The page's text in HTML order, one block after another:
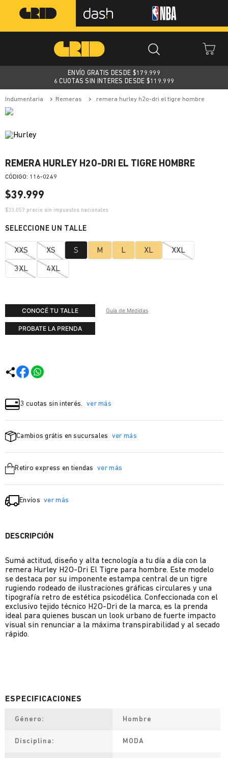
ENVÍO GRATIS DESDE $179.999
6 CUOTAS SIN INTERES DESDE $119.999
indumentaria remeras remera hurley h2o-dri el tigre hombre
REMERA HURLEY H2O-DRI EL TIGRE HOMBRE
: 116-0249
$39.999
$33.057 precio sin impuestos nacionales
XXS XS S M L XL XXL
3XL 4XL
CONOCÉ TU TALLE Guía de Medidas
PROBATE LA PRENDA
3 cuotas sin interés. ver más
Cambios grátis en sucursales ver más
Retiro express en tiendas ver más
Envíos ver más
DESCRIPCIÓN
Sumá actitud, diseño y alta tecnología a tu día a día con la
remera Hurley H2O-Dri El Tigre para hombre. Este modelo
se destaca por su imponente estampa central de un tigre
rugiendo rodeado de ilustraciones gráficas circulares y una
tipografía retro de estética psicodélica. Confeccionada con el
exclusivo tejido técnico H2O-Dri de la marca, es la prenda
ideal para quienes buscan un look urbano de fuerte impacto
visual sin renunciar a la máxima transpirabilidad y al secado
rápido.
Género Hombre
Disciplina MODA